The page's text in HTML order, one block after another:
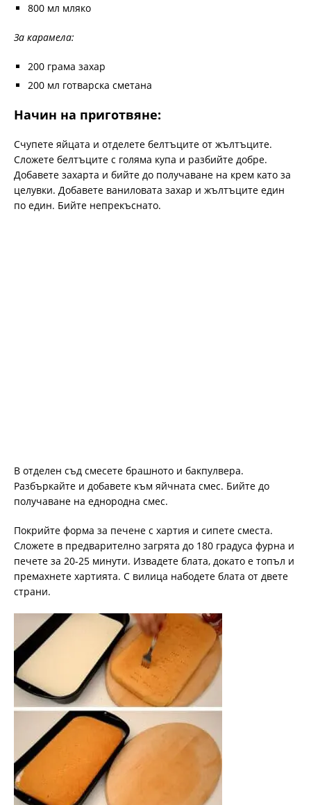
800 мл мляко
За карамела:
200 грама захар
200 мл готварска сметана
Начин на приготвяне:
Счупете яйцата и отделете белтъците от жълтъците.
Сложете белтъците с голяма купа и разбийте добре.
Добавете захарта и бийте до получаване на крем като за
целувки. Добавете ваниловата захар и жълтъците един
по един. Бийте непрекъснато.
В отделен съд смесете брашното и бакпулвера.
Разбъркайте и добавете към яйчната смес. Бийте до
получаване на еднородна смес.
Покрийте форма за печене с хартия и сипете сместа.
Сложете в предварително загрята до 180 градуса фурна и
печете за 20-25 минути. Извадете блата, докато е топъл и
премахнете хартията. С вилица набодете блата от двете
страни.